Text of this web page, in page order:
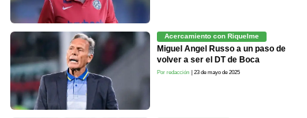
Acercamiento con Riquelme
Miguel Angel Russo a un paso de
volver a ser el DT de Boca
Por redacción | 23 de mayo de 2025